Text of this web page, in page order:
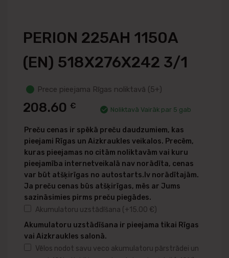
PERION 225AH 1150A
(EN) 518X276X242 3/1
Prece pieejama Rīgas noliktavā (5+)
208.60 € Noliktavā Vairāk par 5 gab
Preču cenas ir spēkā preču daudzumiem, kas
pieejami Rīgas un Aizkraukles veikalos. Precēm,
kuras pieejamas no citām noliktavām vai kuru
pieejamība internetveikalā nav norādīta, cenas
var būt atšķirīgas no autostarts.lv norādītajām.
Ja preču cenas būs atšķirīgas, mēs ar Jums
sazināsimies pirms preču piegādes.
Akumulatoru uzstādīšana (+15.00 € )
Akumulatoru uzstādīšana ir pieejama tikai Rīgas
vai Aizkraukles salonā.
Vēlos nodot savu veco akumulatoru pārstrādei un